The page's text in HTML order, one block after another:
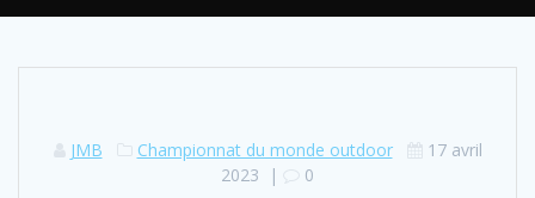
JMB Championnat du monde outdoor
17 avril
2023 | 0